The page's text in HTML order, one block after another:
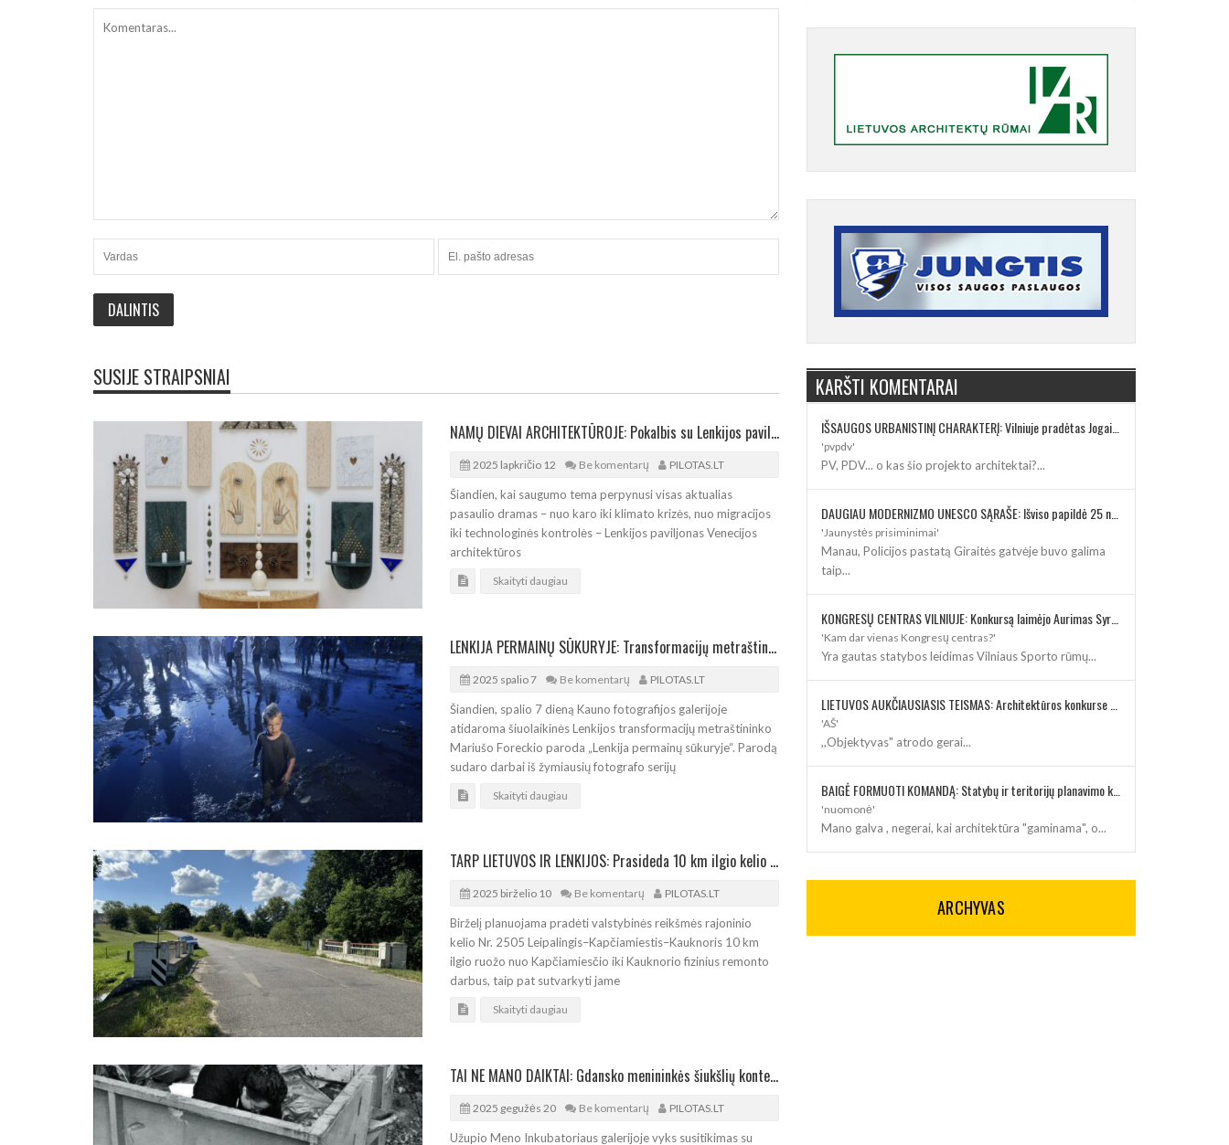
SUSIJE STRAIPSNIAI
NAMŲ DIEVAI ARCHITEKTŪROJE: Pokalbis su Lenkijos paviljono Venecijoje kuratore
2025 lapkričio 12 Be komentarų PILOTAS.LT
Šiandien, kai saugumo tema perpynusi visas aktualias
pasaulio dramas – nuo karo iki klimato krizės, nuo migracijos
iki technologinės kontrolės – Lenkijos paviljonas Venecijos
architektūros
Skaityti daugiau
LENKIJA PERMAINŲ SŪKURYJE: Transformacijų metraštininko fotoparoda Kaune
2025 spalio 7 Be komentarų PILOTAS.LT
Šiandien, spalio 7 dieną Kauno fotografijos galerijoje
atidaroma šiuolaikinės Lenkijos transformacijų metraštininko
Mariušo Foreckio paroda „Lenkija permainų sūkuryje“. Parodą
sudaro darbai iš žymiausių fotografo serijų
Skaityti daugiau
TARP LIETUVOS IR LENKIJOS: Prasideda 10 km ilgio kelio ruožo ir tiltų remontas
2025 birželio 10 Be komentarų PILOTAS.LT
Birželį planuojama pradėti valstybinės reikšmės rajoninio
kelio Nr. 2505 Leipalingis–Kapčiamiestis–Kauknoris 10 km
ilgio ruožo nuo Kapčiamiesčio iki Kauknorio fizinius remonto
darbus, taip pat sutvarkyti jame
Skaityti daugiau
TAI NE MANO DAIKTAI: Gdansko menininkės šiukšlių konteineryje rastų daiktų paroda
2025 gegužės 20 Be komentarų PILOTAS.LT
Užupio Meno Inkubatoriaus galerijoje vyks susitikimas su
KARŠTI KOMENTARAI
IŠSAUGOS URBANISTINĮ CHARAKTERĮ: Vilniuje pradėtas Jogailos gatvės remontas
'pvpdv'
PV, PDV... o kas šio projekto architektai?...
DAUGIAU MODERNIZMO UNESCO SĄRAŠE: Išviso papildė 25 nauji paveldo objektai
'Jaunystės prisiminimai'
Manau, Policijos pastatą Giraitės gatvėje buvo galima
taip...
KONGRESŲ CENTRAS VILNIUJE: Konkursą laimėjo Aurimas Syrusas su „IMPLMNT architects“
'Kam dar vienas Kongresų centras?'
Yra gautas statybos leidimas Vilniaus Sporto rūmų...
LIETUVOS AUKČIAUSIASIS TEISMAS: Architektūros konkurse varžosi 8 rekonstrukcijos vizijos
'AŠ'
,,Objektyvas" atrodo gerai...
BAIGĖ FORMUOTI KOMANDĄ: Statybų ir teritorijų planavimo klausimus kuruos architektė
'nuomonė'
Mano galva , negerai, kai architektūra "gaminama", o...
ARCHYVAS